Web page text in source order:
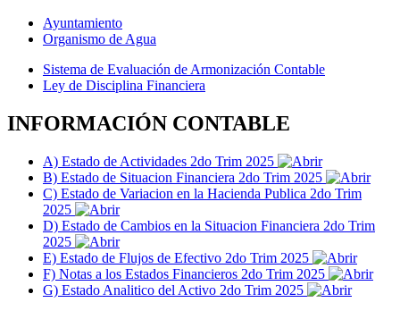
Ayuntamiento
Organismo de Agua
Sistema de Evaluación de Armonización Contable
Ley de Disciplina Financiera
INFORMACIÓN CONTABLE
A) Estado de Actividades 2do Trim 2025
B) Estado de Situacion Financiera 2do Trim 2025
C) Estado de Variacion en la Hacienda Publica 2do Trim
2025
D) Estado de Cambios en la Situacion Financiera 2do Trim
2025
E) Estado de Flujos de Efectivo 2do Trim 2025
F) Notas a los Estados Financieros 2do Trim 2025
G) Estado Analitico del Activo 2do Trim 2025